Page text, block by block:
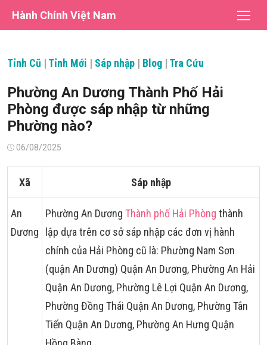
Hành Chính Việt Nam
Tỉnh Cũ | Tỉnh Mới | Sáp nhập | Blog | Tra Cứu
Phường An Dương Thành Phố Hải
Phòng được sáp nhập từ những
Phường nào?
Đăng06/08/2025
Xã Sáp nhập
An
Dương
Phường An Dương Thành phố Hải Phòng thành
lập dựa trên cơ sở sáp nhập các đơn vị hành
chính của Hải Phòng cũ là: Phường Nam Sơn
(quận An Dương) Quận An Dương, Phường An Hải
Quận An Dương, Phường Lê Lợi Quận An Dương,
Phường Đồng Thái Quận An Dương, Phường Tân
Tiến Quận An Dương, Phường An Hưng Quận